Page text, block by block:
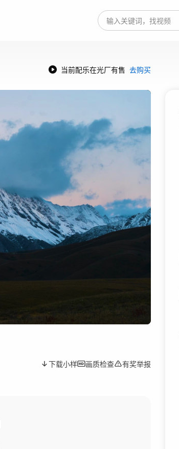
当前配乐在光厂有售 去购买
下载小样 画质检查 有奖举报